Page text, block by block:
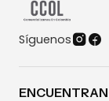
Síguenos